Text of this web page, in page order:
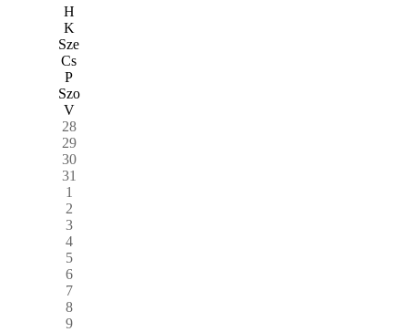
H
K
Sze
Cs
P
Szo
V
28
29
30
31
1
2
3
4
5
6
7
8
9